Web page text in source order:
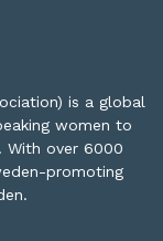
is a global
women to
With over 6000
promoting